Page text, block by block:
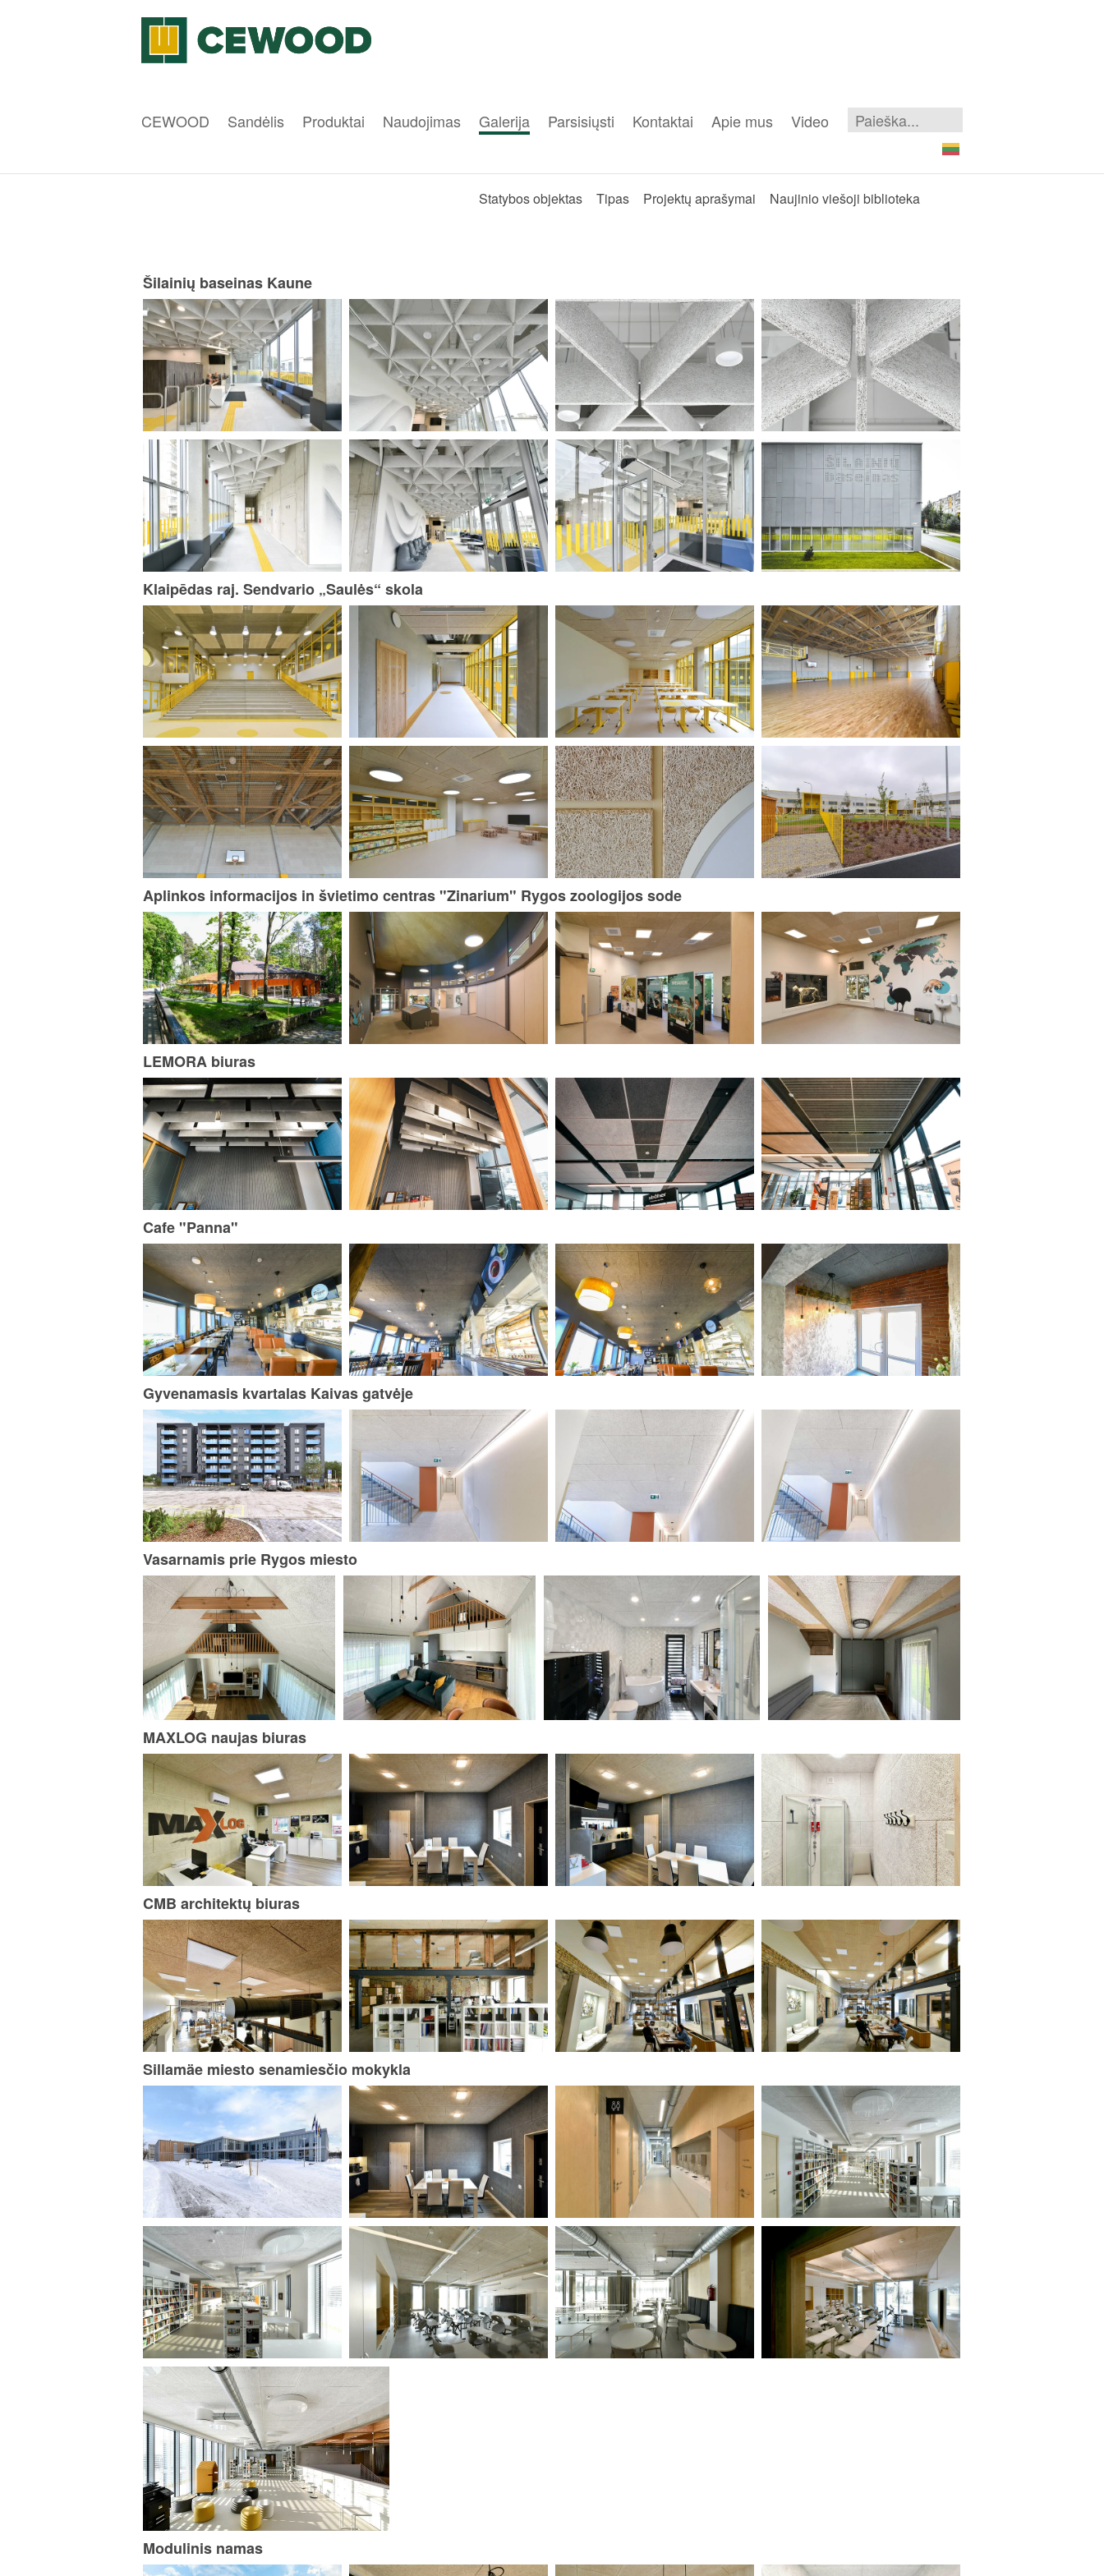
CEWOOD Sandėlis Produktai Naudojimas Galerija Parsisiųsti Kontaktai Apie mus Video
Statybos objektas Tipas Projektų aprašymai Naujinio viešoji biblioteka
Šilainių baseinas Kaune
Klaipēdas raj. Sendvario „Saulės“ skola
Aplinkos informacijos in švietimo centras "Zinarium" Rygos zoologijos sode
LEMORA biuras
Cafe "Panna"
Gyvenamasis kvartalas Kaivas gatvėje
Vasarnamis prie Rygos miesto
MAXLOG naujas biuras
CMB architektų biuras
Sillamäe miesto senamiesčio mokykla
Modulinis namas